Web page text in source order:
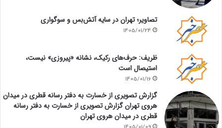
تصاویر؛ تهران در سایه آتش‌بس و سوگواری
1405/01/24
ظریف: حرف‌های رکیک، نشانه «پیروزی» نیست،
استیصال است
1405/01/16
گزارش تصویری از خسارت به دفتر رسانه قطری در میدان
هروی تهران گزارش تصویری از خسارت به دفتر رسانه
قطری در میدان هروی تهران